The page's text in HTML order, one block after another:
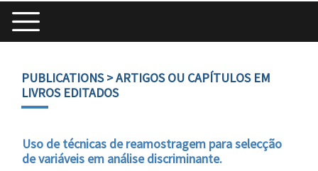
PUBLICATIONS> ARTIGOS OU CAPÍTULOS EM
LIVROS EDITADOS
Uso de técnicas de reamostragem para selecção
de variáveis em análise discriminante.